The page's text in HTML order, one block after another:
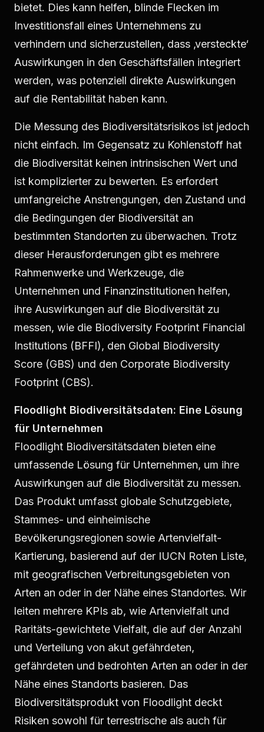
bietet. Dies kann helfen, blinde Flecken im
Investitionsfall eines Unternehmens zu
verhindern und sicherzustellen, dass ‚versteckte‘
Auswirkungen in den Geschäftsfällen integriert
werden, was potenziell direkte Auswirkungen
auf die Rentabilität haben kann.
Die Messung des Biodiversitätsrisikos ist jedoch
nicht einfach. Im Gegensatz zu Kohlenstoff hat
die Biodiversität keinen intrinsischen Wert und
ist komplizierter zu bewerten. Es erfordert
umfangreiche Anstrengungen, den Zustand und
die Bedingungen der Biodiversität an
bestimmten Standorten zu überwachen. Trotz
dieser Herausforderungen gibt es mehrere
Rahmenwerke und Werkzeuge, die
Unternehmen und Finanzinstitutionen helfen,
ihre Auswirkungen auf die Biodiversität zu
messen, wie die Biodiversity Footprint Financial
Institutions (BFFI), den Global Biodiversity
Score (GBS) und den Corporate Biodiversity
Footprint (CBS).
Floodlight Biodiversitätsdaten: Eine Lösung
für Unternehmen
Floodlight Biodiversitätsdaten bieten eine
umfassende Lösung für Unternehmen, um ihre
Auswirkungen auf die Biodiversität zu messen.
Das Produkt umfasst globale Schutzgebiete,
Stammes- und einheimische
Bevölkerungsregionen sowie Artenvielfalt-
Kartierung, basierend auf der IUCN Roten Liste,
mit geografischen Verbreitungsgebieten von
Arten an oder in der Nähe eines Standortes. Wir
leiten mehrere KPIs ab, wie Artenvielfalt und
Raritäts-gewichtete Vielfalt, die auf der Anzahl
und Verteilung von akut gefährdeten,
gefährdeten und bedrohten Arten an oder in der
Nähe eines Standorts basieren. Das
Biodiversitätsprodukt von Floodlight deckt
Risiken sowohl für terrestrische als auch für